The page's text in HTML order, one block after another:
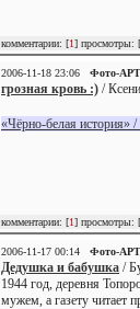
комментарии: [1] просмотры: [
2006-11-18 23:06 Фото-АРТ
грозная кровь :) /
«Чёрно-белая история»
комментарии: [1] просмотры: [
2006-11-17 00:14 Фото-АРТ
Дедушка и бабушка /
1944 год, деревня
мужем, а газету читает